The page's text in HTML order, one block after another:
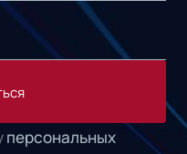
персональных